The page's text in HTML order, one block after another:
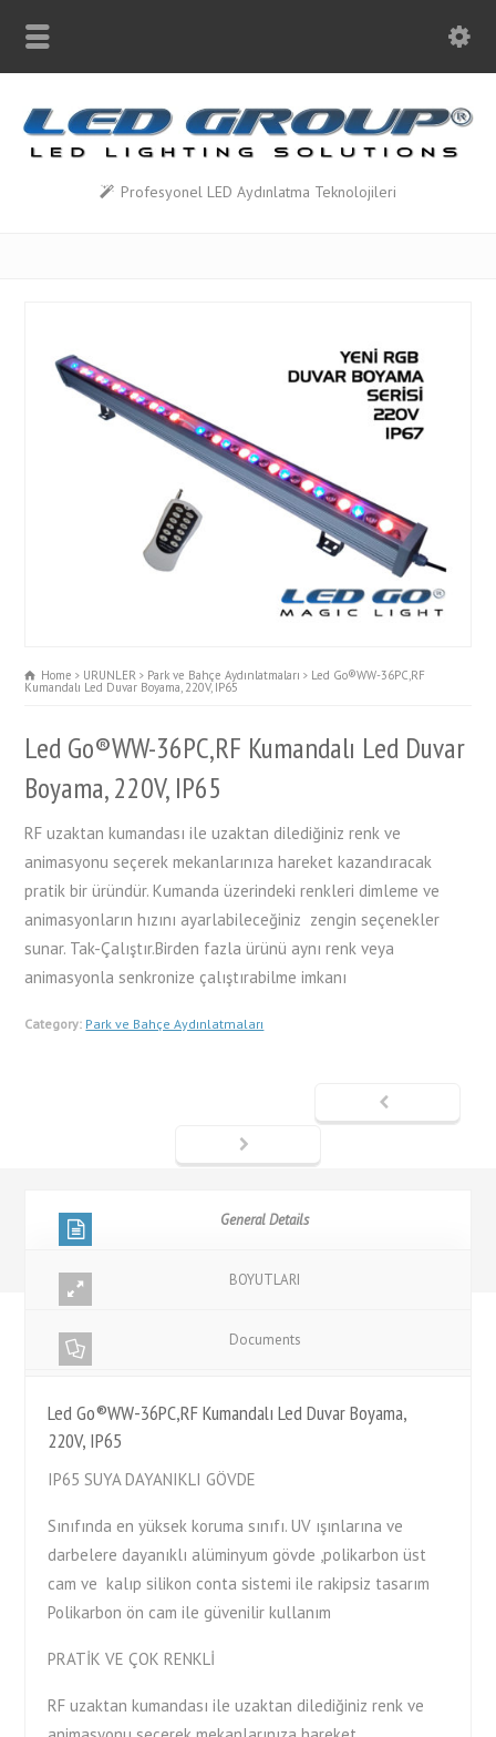
Profesyonel LED Aydınlatma Teknolojileri
Home URUNLER Park ve Bahçe Aydınlatmaları Led Go®WW-36PC,RF
Kumandalı Led Duvar Boyama, 220V, IP65
Led Go®WW-36PC,RF Kumandalı Led Duvar
Boyama, 220V, IP65
RF uzaktan kumandası ile uzaktan dilediğiniz renk ve
animasyonu seçerek mekanlarınıza hareket kazandıracak
pratik bir üründür. Kumanda üzerindeki renkleri dimleme ve
animasyonların hızını ayarlabileceğiniz zengin seçenekler
sunar. Tak-Çalıştır.Birden fazla ürünü aynı renk veya
animasyonla senkronize çalıştırabilme imkanı
Category: Park ve Bahçe Aydınlatmaları
General Details
BOYUTLARI
Documents
Led Go®WW-36PC,RF Kumandalı Led Duvar Boyama,
220V, IP65
IP65 SUYA DAYANIKLI GÖVDE
Sınıfında en yüksek koruma sınıfı. UV ışınlarına ve
darbelere dayanıklı alüminyum gövde ,polikarbon üst
cam ve kalıp silikon conta sistemi ile rakipsiz tasarım
Polikarbon ön cam ile güvenilir kullanım
PRATİK VE ÇOK RENKLİ
RF uzaktan kumandası ile uzaktan dilediğiniz renk ve